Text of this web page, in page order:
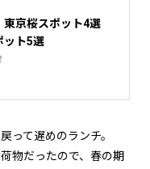
東京桜スポット4選
ット5選
って遅めのランチ。
物だったので、春の期